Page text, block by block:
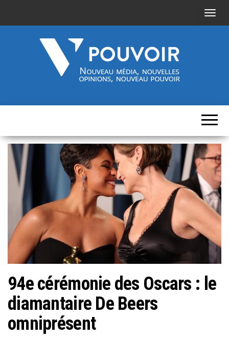
A
r
m
a
q
u
e
l
a
média,
nouveau
pouvoir
94e cérémonie des Oscars : le
diamantaire De Beers
omniprésent